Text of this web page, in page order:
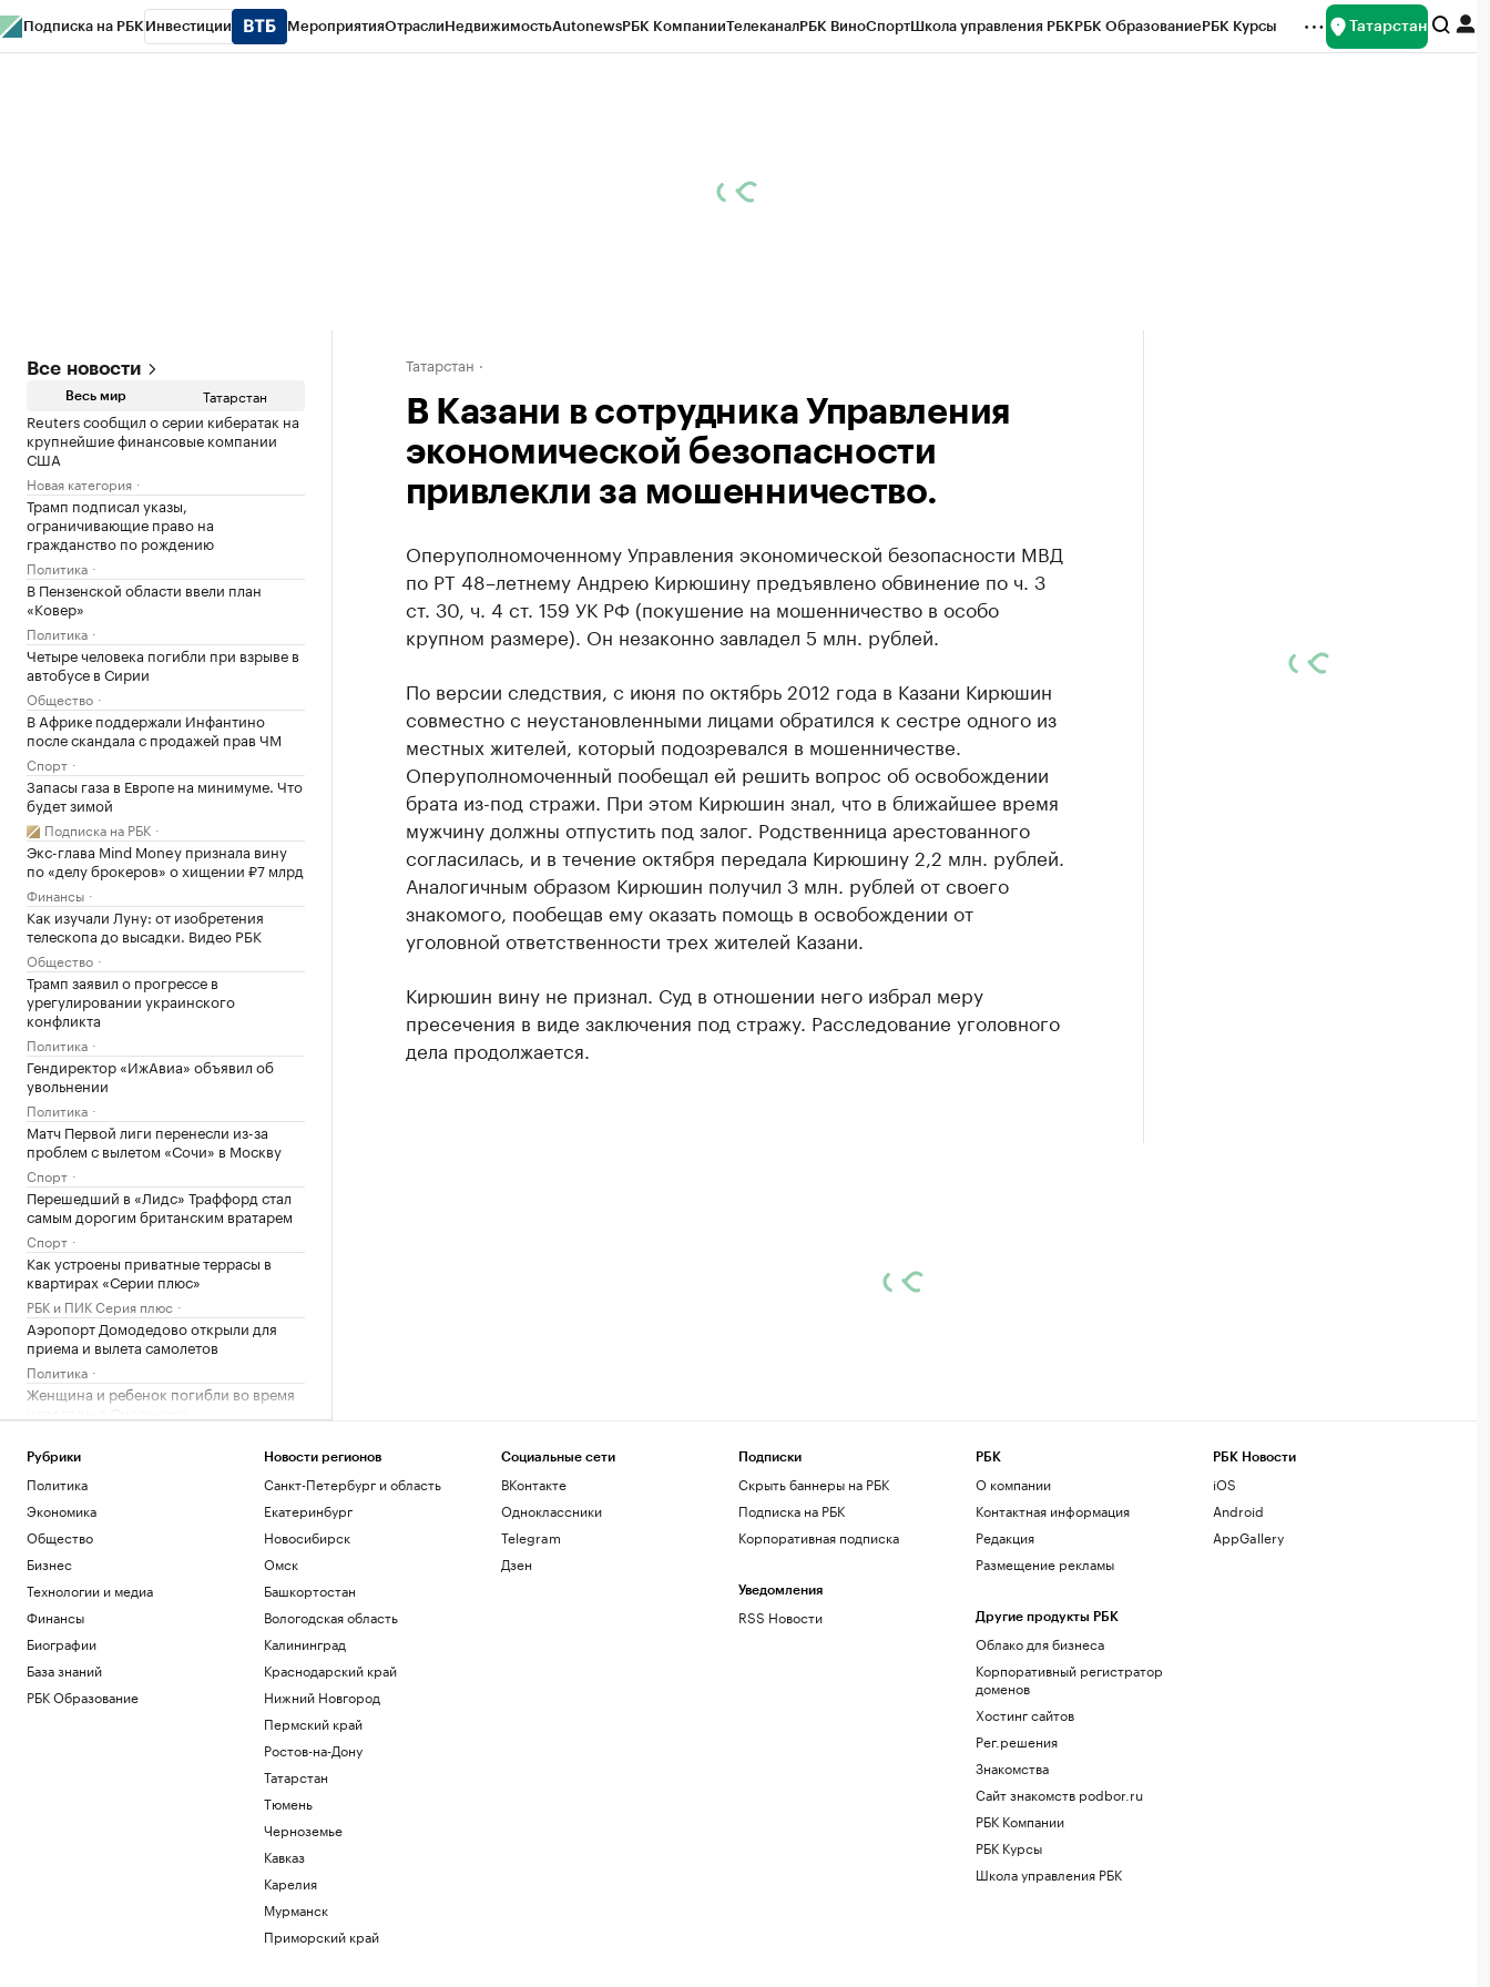
Подписка на РБК Инвестиции МероприятияОтраслиНедвижимостьAutonewsРБК КомпанииТелеканалРБК ВиноСпортШкола управления РБКРБК ОбразованиеРБК Курсы Татарстан
Все новости
Весь мир Татарстан
Reuters сообщил о серии кибератак на
крупнейшие финансовые компании
США
Новая категория
Трамп подписал указы,
ограничивающие право на
гражданство по рождению
Политика
В Пензенской области ввели план
«Ковер»
Политика
Четыре человека погибли при взрыве в
автобусе в Сирии
Общество
В Африке поддержали Инфантино
после скандала с продажей прав ЧМ
Спорт
Запасы газа в Европе на минимуме. Что
будет зимой
Подписка на РБК
Экс-глава Mind Money признала вину
по «делу брокеров» о хищении ₽7 млрд
Финансы
Как изучали Луну: от изобретения
телескопа до высадки. Видео РБК
Общество
Трамп заявил о прогрессе в
урегулировании украинского
конфликта
Политика
Гендиректор «ИжАвиа» объявил об
увольнении
Политика
Матч Первой лиги перенесли из-за
проблем с вылетом «Сочи» в Москву
Спорт
Перешедший в «Лидс» Траффорд стал
самым дорогим британским вратарем
Спорт
Как устроены приватные террасы в
квартирах «Серии плюс»
РБК и ПИК Серия плюс
Аэропорт Домодедово открыли для
приема и вылета самолетов
Политика
Женщина и ребенок погибли во время
Арест запросили обвиняемой по делу о
порнографии экс-участнице «Дома-2»
Общество
Иран сообщил об «операции против
целей врага» в Ормузском проливе
Политика
Шнайдер обыграла Калинскую и вышла
в четвертый круг турнира в Торонто
В горах Казахстана эвакуировали еще
одного туриста из России
Общество
В Смоленской области ввели режим ЧС
Татарстан
В Казани в сотрудника Управления
экономической безопасности
привлекли за мошенничество.
Оперуполномоченному Управления экономической безопасности МВД
по РТ 48–летнему Андрею Кирюшину предъявлено обвинение по ч. 3
ст. 30, ч. 4 ст. 159 УК РФ (покушение на мошенничество в особо
крупном размере). Он незаконно завладел 5 млн. рублей.
По версии следствия, с июня по октябрь 2012 года в Казани Кирюшин
совместно с неустановленными лицами обратился к сестре одного из
местных жителей, который подозревался в мошенничестве.
Оперуполномоченный пообещал ей решить вопрос об освобождении
брата из-под стражи. При этом Кирюшин знал, что в ближайшее время
мужчину должны отпустить под залог. Родственница арестованного
согласилась, и в течение октября передала Кирюшину 2,2 млн. рублей.
Аналогичным образом Кирюшин получил 3 млн. рублей от своего
знакомого, пообещав ему оказать помощь в освобождении от
уголовной ответственности трех жителей Казани.
Кирюшин вину не признал. Суд в отношении него избрал меру
пресечения в виде заключения под стражу. Расследование уголовного
дела продолжается.
Рубрики
Политика
Экономика
Общество
Бизнес
Технологии и медиа
Финансы
Биографии
База знаний
РБК Образование
Новости регионов
Санкт-Петербург и область
Екатеринбург
Новосибирск
Омск
Башкортостан
Вологодская область
Калининград
Краснодарский край
Нижний Новгород
Пермский край
Ростов-на-Дону
Татарстан
Тюмень
Черноземье
Кавказ
Карелия
Мурманск
Приморский край
Социальные сети
ВКонтакте
Одноклассники
Telegram
Дзен
Подписки
Скрыть баннеры на РБК
Подписка на РБК
Корпоративная подписка
Уведомления
RSS Новости
РБК
О компании
Контактная информация
Редакция
Размещение рекламы
Другие продукты РБК
Облако для бизнеса
Корпоративный регистратор
доменов
Хостинг сайтов
Рег.решения
Знакомства
Сайт знакомств podbor.ru
РБК Компании
РБК Курсы
Школа управления РБК
РБК Новости
iOS
Android
AppGallery